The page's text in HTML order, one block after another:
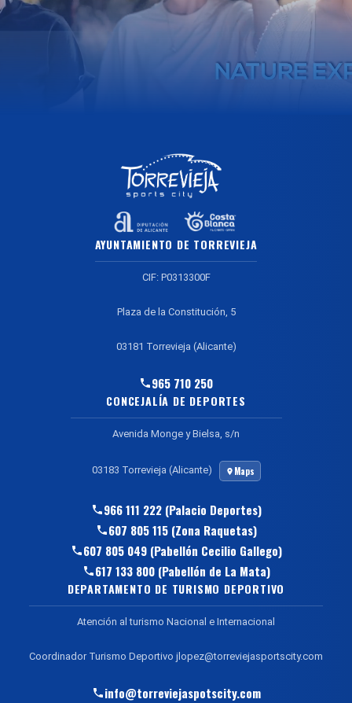
AYUNTAMIENTO DE TORREVIEJA
CIF: P0313300F
Plaza de la Constitución, 5
03181 Torrevieja (Alicante)
965 710 250
CONCEJALÍA DE DEPORTES
Avenida Monge y Bielsa, s/n
03183 Torrevieja (Alicante) Maps
966 111 222 (Palacio Deportes)
607 805 115 (Zona Raquetas)
607 805 049 (Pabellón Cecilio Gallego)
617 133 800 (Pabellón de La Mata)
DEPARTAMENTO DE TURISMO DEPORTIVO
Atención al turismo Nacional e Internacional
Coordinador Turismo Deportivo jlopez@torreviejasportscity.com
info@torreviejaspotscity.com